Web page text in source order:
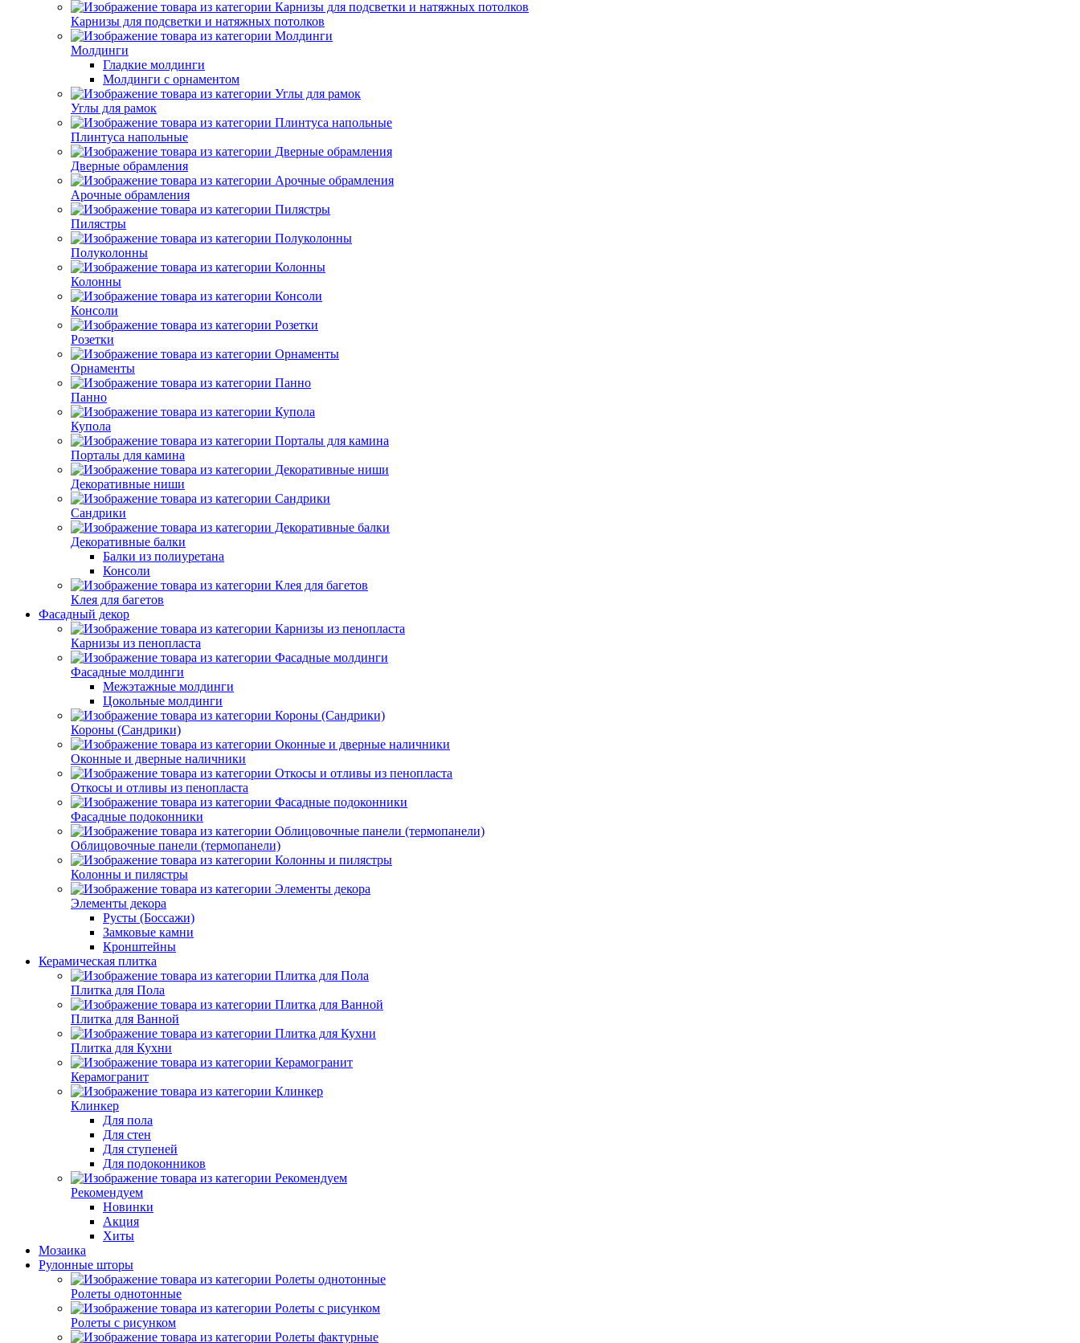
Карнизы для подсветки и натяжных потолков
Молдинги
Гладкие молдинги
Молдинги с орнаментом
Углы для рамок
Плинтуса напольные
Дверные обрамления
Арочные обрамления
Пилястры
Полуколонны
Колонны
Консоли
Розетки
Орнаменты
Панно
Купола
Порталы для камина
Декоративные ниши
Сандрики
Декоративные балки
Балки из полиуретана
Консоли
Клея для багетов
Фасадный декор
Карнизы из пенопласта
Фасадные молдинги
Межэтажные молдинги
Цокольные молдинги
Короны (Сандрики)
Оконные и дверные наличники
Откосы и отливы из пенопласта
Фасадные подоконники
Облицовочные панели (термопанели)
Колонны и пилястры
Элементы декора
Русты (Боссажи)
Замковые камни
Кронштейны
Керамическая плитка
Плитка для Пола
Плитка для Ванной
Плитка для Кухни
Керамогранит
Клинкер
Для пола
Для стен
Для ступеней
Для подоконников
Рекомендуем
Новинки
Акция
Хиты
Мозаика
Рулонные шторы
Ролеты однотонные
Ролеты с рисунком